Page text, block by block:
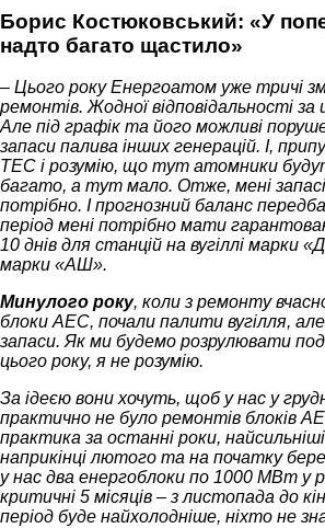
Борис Костюковський: «У
надто багато щастило»
– Цього року Енергоатом уже тричі
ремонтів. Жодної відповідальності за
Але під графік та його можливі
запаси палива інших генерацій. І,
ТЕС і розумію, що тут атомники
багато, а тут мало. Отже, мені
потрібно. І прогнозний баланс
період мені потрібно мати
10 днів для станцій на вугіллі марки
марки «АШ».
Минулого року, коли з ремонту
блоки АЕС, почали палити вугілля,
запаси. Як ми будемо розрулювати
цього року, я не розумію.
За ідеєю вони хочуть, щоб у нас у
практично не було ремонтів блоків
практика за останні роки,
наприкінці лютого та на початку
у нас два енергоблоки по 1000 МВт у
критичні 5 місяців – з листопада до
період буде найхолодніше, ніхто не